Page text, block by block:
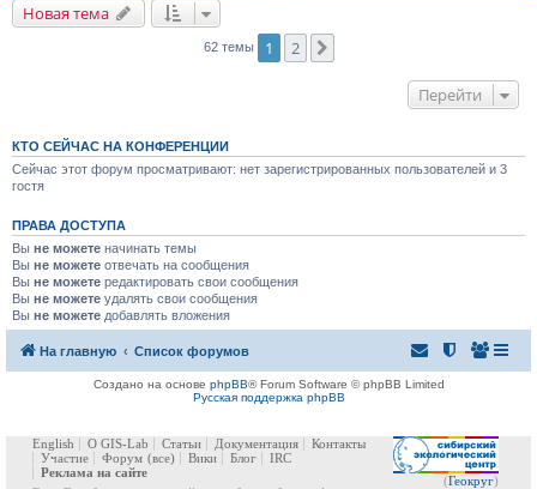
Новая тема
62 темы 1 2
Перейти
КТО СЕЙЧАС НА КОНФЕРЕНЦИИ
Сейчас этот форум просматривают: нет зарегистрированных пользователей и 3
гостя
ПРАВА ДОСТУПА
Вы не можете начинать темы
Вы не можете отвечать на сообщения
Вы не можете редактировать свои сообщения
Вы не можете удалять свои сообщения
Вы не можете добавлять вложения
На главную Список форумов
Создано на основе phpBB® Forum Software © phpBB Limited
Русская поддержка phpBB
(Геокруг)
English О GIS-Lab Статьи Документация
Контакты
Участие
Форум (все) Вики Блог
IRC
Реклама на сайте